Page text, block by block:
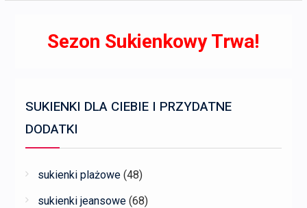
Sezon Sukienkowy Trwa!
SUKIENKI DLA CIEBIE I PRZYDATNE
DODATKI
sukienki plażowe (48)
sukienki jeansowe (68)